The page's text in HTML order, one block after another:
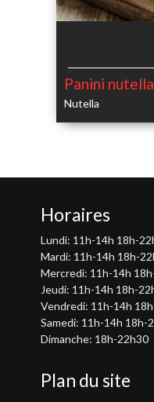
Panini nutella
Nutella
Horaires
Lundi: 11h-14h 18h-
Mardi: 11h-14h 18h-
Mercredi: 11h-14h
Jeudi: 11h-14h 18h-
Vendredi: 11h-14h
Samedi: 11h-14h 18h-
Dimanche: 18h-22h30
Plan du site